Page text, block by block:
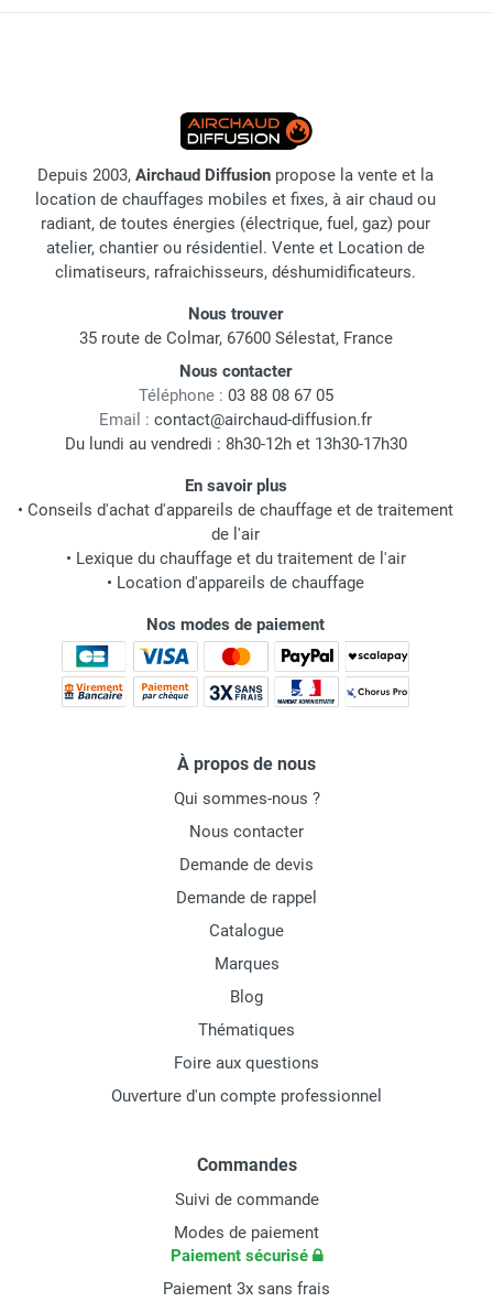
Depuis 2003, Airchaud Diffusion propose la vente et la
location de chauffages mobiles et fixes, à air chaud ou
radiant, de toutes énergies (électrique, fuel, gaz) pour
atelier, chantier ou résidentiel. Vente et Location de
climatiseurs, rafraichisseurs, déshumidificateurs.
Nous trouver
35 route de Colmar, 67600 Sélestat, France
Nous contacter
Téléphone : 03 88 08 67 05
Email : contact@airchaud-diffusion.fr
Du lundi au vendredi : 8h30-12h et 13h30-17h30
En savoir plus
• Conseils d'achat d'appareils de chauffage et de traitement
de l'air
• Lexique du chauffage et du traitement de l'air
• Location d'appareils de chauffage
Nos modes de paiement
À propos de nous
Qui sommes-nous ?
Nous contacter
Demande de devis
Demande de rappel
Catalogue
Marques
Blog
Thématiques
Foire aux questions
Ouverture d'un compte professionnel
Commandes
Suivi de commande
Modes de paiement
Paiement sécurisé
Paiement 3x sans frais